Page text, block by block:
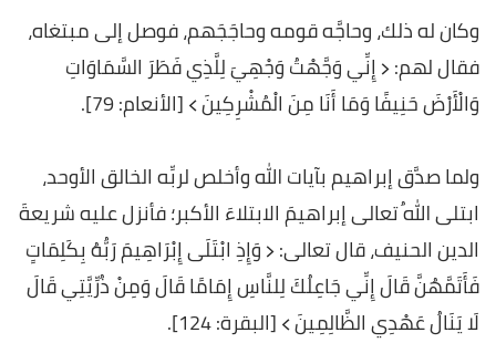
وكان له ذلك، وحاجَّه قومه وحاجَجَهم، فوصل إلى مبتغاه،
فقال لهم: ﴿ إِنِّي وَجَّهْتُ وَجْهِيَ لِلَّذِي فَطَرَ السَّمَاوَاتِ
وَالْأَرْضَ حَنِيفًا وَمَا أَنَا مِنَ الْمُشْرِكِينَ ﴾ [الأنعام: 79].
ولما صدَّق إبراهيم بآيات الله وأخلص لربِّه الخالق الأوحد،
ابتلى اللهُ تعالى إبراهيمَ الابتلاءَ الأكبر؛ فأنزل عليه شريعةَ
الدين الحنيف، قال تعالى: ﴿ وَإِذِ ابْتَلَى إِبْرَاهِيمَ رَبُّهُ بِكَلِمَاتٍ
فَأَتَمَّهُنَّ قَالَ إِنِّي جَاعِلُكَ لِلنَّاسِ إِمَامًا قَالَ وَمِنْ ذُرِّيَّتِي قَالَ
لَا يَنَالُ عَهْدِي الظَّالِمِينَ ﴾ [البقرة: 124].